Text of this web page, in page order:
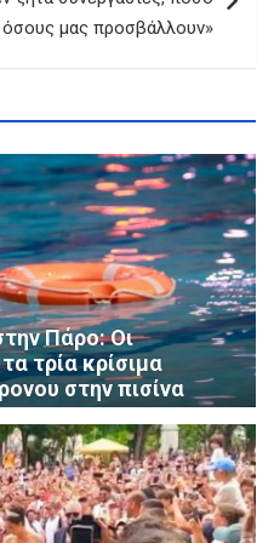
μας προσβάλλουν»
Πάρο: Οι
τρία κρίσιμα
στην πισίνα